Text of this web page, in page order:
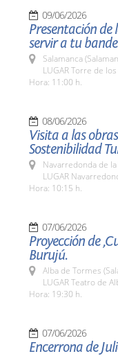
09/06/2026
Presentación de
servir a tu
Salamanca
LUGAR Torre de
Hora: 11:00 h.
08/06/2026
Visita a las
Sostenibilidad
Navarredonda de la
LUGAR
Hora: 10:15 h.
07/06/2026
Proyección de
Burujú.
Alba de Tormes
LUGAR Teatro de
Hora: 19:30 h.
07/06/2026
Encerrona de